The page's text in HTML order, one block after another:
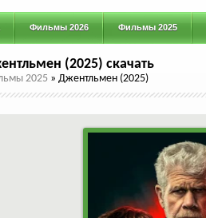
Фильмы 2026 Фильмы 2025
(2025) скачать
2025 » Джентльмен (2025)